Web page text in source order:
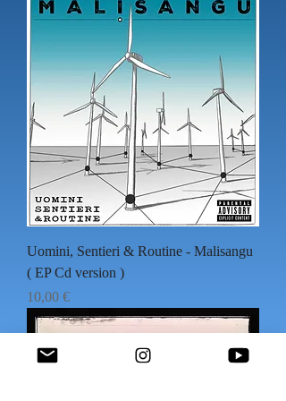
Uomini, Sentieri & Routine - Malisangu
( EP Cd version )
Prezzo
10,00 €